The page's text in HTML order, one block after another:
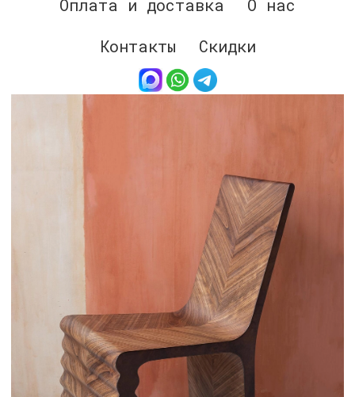
Оплата и доставка
О нас
Контакты
Скидки